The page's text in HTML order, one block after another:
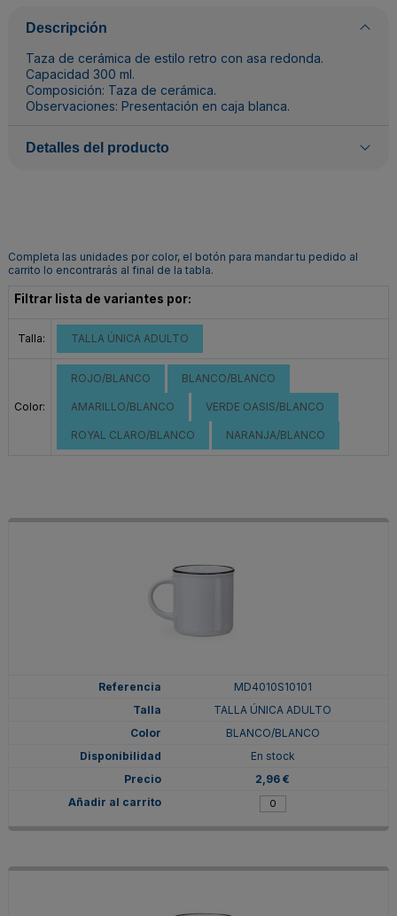
Descripción
Taza de cerámica de estilo retro con asa redonda.
Capacidad 300 ml.
Composición: Taza de cerámica.
Observaciones: Presentación en caja blanca.
Detalles del producto
Completa las unidades por color, el botón para mandar tu pedido al
carrito lo encontrarás al final de la tabla.
Filtrar lista de variantes por:
Talla: TALLA ÚNICA ADULTO
Color:
ROJO/BLANCO BLANCO/BLANCO
AMARILLO/BLANCO VERDE OASIS/BLANCO
ROYAL CLARO/BLANCO NARANJA/BLANCO
MD4010S10101
TALLA ÚNICA ADULTO
BLANCO/BLANCO
En stock
2,96 €